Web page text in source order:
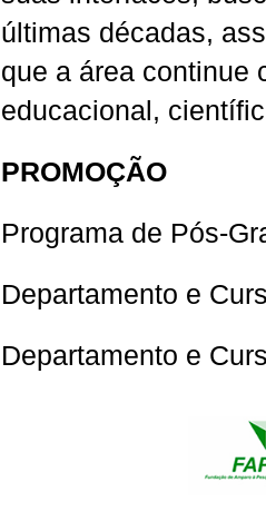
últimas décadas,
que a área continue
educacional,
PROMOÇÃO
Programa de Pós-
Departamento e
Departamento e